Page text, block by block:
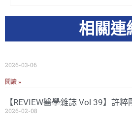
相關連
2026-03-06
閱讀 »
【REVIEW醫學雜誌 Vol 39】許
2026-02-08